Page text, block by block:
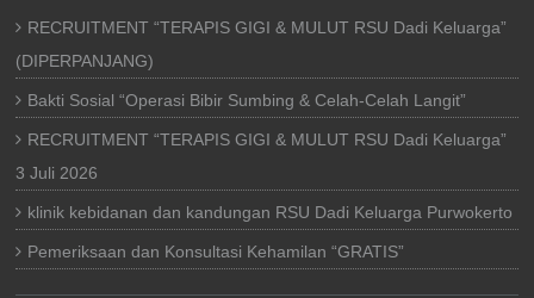
RECRUITMENT “TERAPIS GIGI & MULUT RSU Dadi Keluarga”
(DIPERPANJANG)
Bakti Sosial “Operasi Bibir Sumbing & Celah-Celah Langit”
RECRUITMENT “TERAPIS GIGI & MULUT RSU Dadi Keluarga”
3 Juli 2026
klinik kebidanan dan kandungan RSU Dadi Keluarga Purwokerto
Pemeriksaan dan Konsultasi Kehamilan “GRATIS”